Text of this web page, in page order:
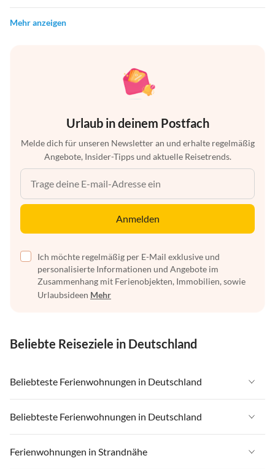
Mehr anzeigen
Urlaub in deinem Postfach
Melde dich für unseren Newsletter an und erhalte regelmäßig
Angebote, Insider-Tipps und aktuelle Reisetrends.
Anmelden
Ich möchte regelmäßig per E-Mail exklusive und
personalisierte Informationen und Angebote im
Zusammenhang mit Ferienobjekten, Immobilien, sowie
Urlaubsideen Mehr
Beliebte Reiseziele in Deutschland
Beliebteste Ferienwohnungen in Deutschland
Ferienwohnungen in Deutschland
Ferienwohnungen in Ostsee
Ferienwohnungen in Nordsee
Beliebteste Ferienwohnungen in Deutschland
Ferienwohnungen in Deutschland
Ferienwohnungen in Strandnähe